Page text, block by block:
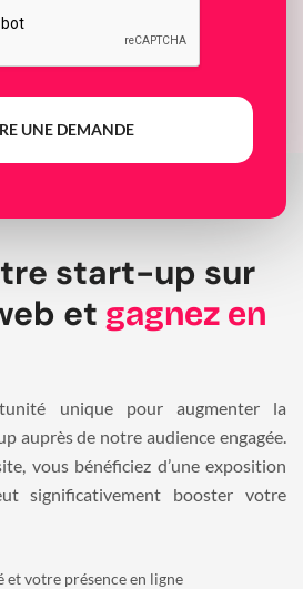
UNE DEMANDE
start-up sur
et gagnez en
unique pour augmenter la
auprès de notre audience engagée.
vous bénéficiez d’une exposition
significativement booster votre
votre présence en ligne